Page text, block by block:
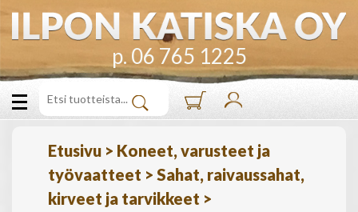
p. 06 765 1225
Etusivu > Koneet, varusteet ja
työvaatteet > Sahat, raivaussahat,
kirveet ja tarvikkeet >